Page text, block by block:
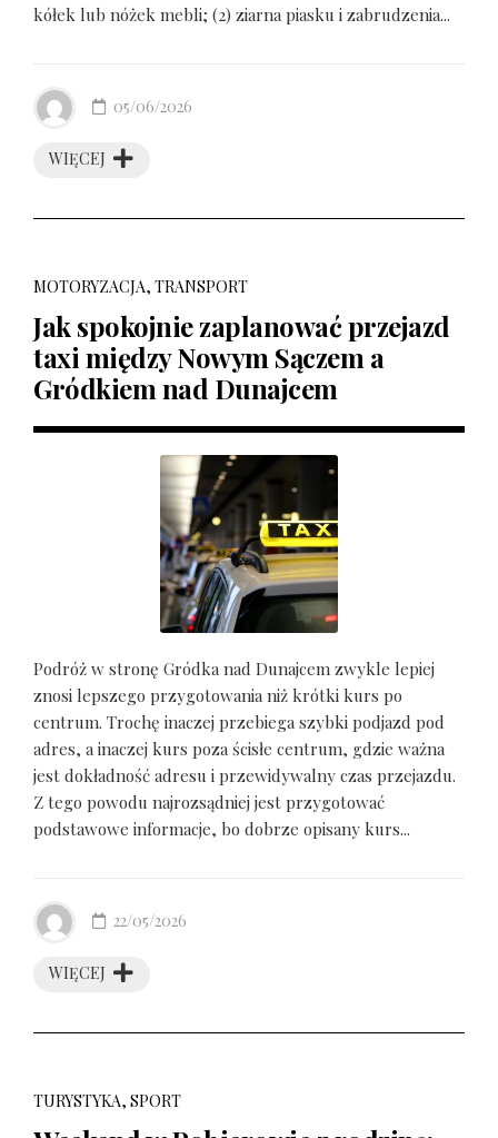
kółek lub nóżek mebli; (2) ziarna piasku i zabrudzenia...
WIĘCEJ
05/06/2026
MOTORYZACJA, TRANSPORT
Jak spokojnie zaplanować przejazd
taxi między Nowym Sączem a
Gródkiem nad Dunajcem
Podróż w stronę Gródka nad Dunajcem zwykle lepiej
znosi lepszego przygotowania niż krótki kurs po
centrum. Trochę inaczej przebiega szybki podjazd pod
adres, a inaczej kurs poza ścisłe centrum, gdzie ważna
jest dokładność adresu i przewidywalny czas przejazdu.
Z tego powodu najrozsądniej jest przygotować
podstawowe informacje, bo dobrze opisany kurs...
WIĘCEJ
22/05/2026
TURYSTYKA, SPORT